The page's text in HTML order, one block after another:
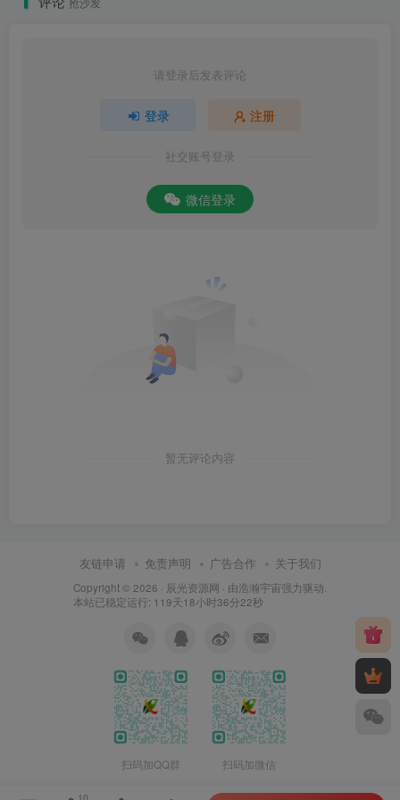
请登录后发表评论
登录 注册
社交账号登录
微信登录
暂无评论内容
友链申请 免责声明 广告合作 关于我们
Copyright © 2026 · 辰光资源网 · 由浩瀚宇宙强力驱动.
本站已稳定运行: 119天18小时36分23秒
扫码加QQ群 扫码加微信